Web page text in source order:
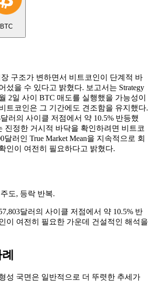
BTC
구조가 변하면서 비트코인이 단계적 바
섰을 수 있다고 밝혔다. 보고서는 Strategy
2일 사이 BTC 매도를 실행했을 가능성이
트코인은 그 기간에도 견조함을 유지했다.
러의 사이클 저점에서 약 10.5% 반등했
진정한 거시적 바닥을 확인하려면 비트코
달러인 True Market Mean을 지속적으로 회
인이 여전히 필요하다고 밝혔다.
도, 등락 반복.
달러의 사이클 저점에서 약 10.5% 반
이 여전히 필요한 가운데 건설적인 해석을
성 국면은 일반적으로 더 뚜렷한 추세가